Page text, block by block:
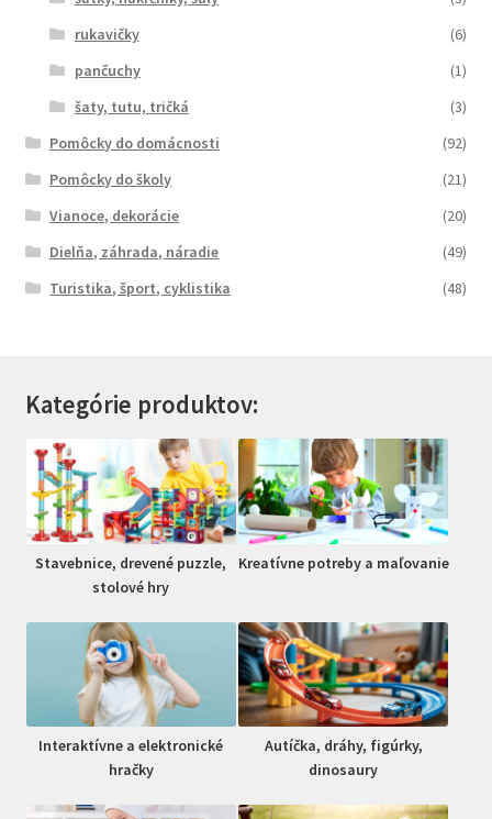
rukavičky
(6)
pančuchy
(1)
šaty, tutu, tričká
(3)
Pomôcky do domácnosti
(92)
Pomôcky do školy
(21)
Vianoce, dekorácie
(20)
Dielňa, záhrada, náradie
(49)
Turistika, šport, cyklistika
(48)
Kategórie produktov:
Stavebnice, drevené puzzle,
stolové hry
Kreatívne potreby a maľovanie
Interaktívne a elektronické
hračky
Autíčka, dráhy, figúrky,
dinosaury